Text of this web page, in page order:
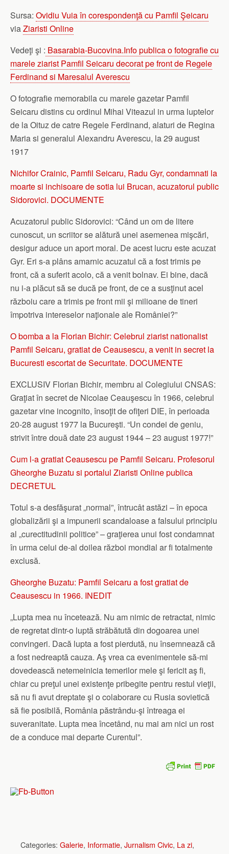
Sursa: Ovidiu Vuia în corespondenţă cu Pamfil Şeicaru
viaZiaristi Online
Vedeţi şi : Basarabia-Bucovina.Info publica o fotografie cu
marele ziarist Pamfil Seicaru decorat pe front de Regele
Ferdinand si Maresalul Averescu
O fotografie memorabila cu marele gazetar Pamfil
Seicaru distins cu ordinul Mihai Viteazul in urma luptelor
de la Oituz de catre Regele Ferdinand, alaturi de Regina
Maria si generalul Alexandru Averescu, la 29 august
1917
Nichifor Crainic, Pamfil Seicaru, Radu Gyr, condamnati la
moarte si inchisoare de sotia lui Brucan, acuzatorul public
Sidorovici. DOCUMENTE
Acuzatorul public Sidorovici: “Când un om de litere
cunoscut, un scriitor se alătură unei asemenea mişcări,
desigur aduce un aport moral. De acest lucru este acuzat
Gyr. Eri s-a plâns amarnic acuzatul că a fost trimis pe
front, că a suferit acolo, că a venit bolnav. Ei bine, dacă
nu i-a plăcut să se ducă pe front, de ce a susţinut acel
războiu care a trimis pe front mii şi milioane de tineri
împotriva intereselor naţionale ale României?”
O bomba a la Florian Bichir: Celebrul ziarist nationalist
Pamfil Seicaru, gratiat de Ceausescu, a venit in secret la
Bucuresti escortat de Securitate. DOCUMENTE
EXCLUSIV Florian Bichir, membru al Colegiului CNSAS:
Graţiat în secret de Nicolae Ceauşescu în 1966, celebrul
gazetar vine incognito, însoţit de ofiţeri DIE, în perioada
20-28 august 1977 la Bucureşti. “Un condei de geniu,
strivit între două date 23 august 1944 – 23 august 1977!”
Cum l-a gratiat Ceausescu pe Pamfil Seicaru. Profesorul
Gheorghe Buzatu si portalul Ziaristi Online publica
DECRETUL
Totul s-a desfăşurat „normal”, întrucât astăzi – în epoca
globalizării şi a impunerii scandaloase a falsului principiu
al „curectitudinii politice” – graţierea unui fost condamnat
în urma celui de-al doilea război mondial ar fi totalmente
exclusă.
Gheorghe Buzatu: Pamfil Seicaru a fost gratiat de
Ceausescu in 1966. INEDIT
„Lupta mea nu încetează. Nu am nimic de retractat, nimic
de regretat dintr-o luptă străbătută din dogoarea unei
convingeri. Dacă lupta a fost pierdută, nu însemnează că
a fost nedreaptă cauza. Aş vrea ca evenimentele să-mi
dovedească netemeinicia temerilor mele şi fericit aş fi,
chiar cu preţul unei existenţe pribegite pentru restul vieţii,
să nu fi avut dreptate şi o colaborare cu Rusia sovietică
să fie posibilă, România păstrându-şi întreaga ei
suveranitate. Lupta mea încetând, nu mai am nici un rost
de a conduce mai departe Curentul”.
Categories: Galerie, Informatie, Jurnalism Civic, La zi,